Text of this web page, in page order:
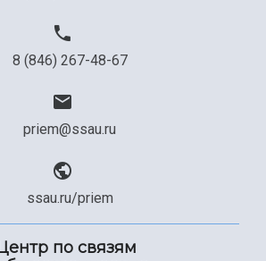
8 (846) 267-48-67
priem@ssau.ru
ssau.ru/priem
по связям